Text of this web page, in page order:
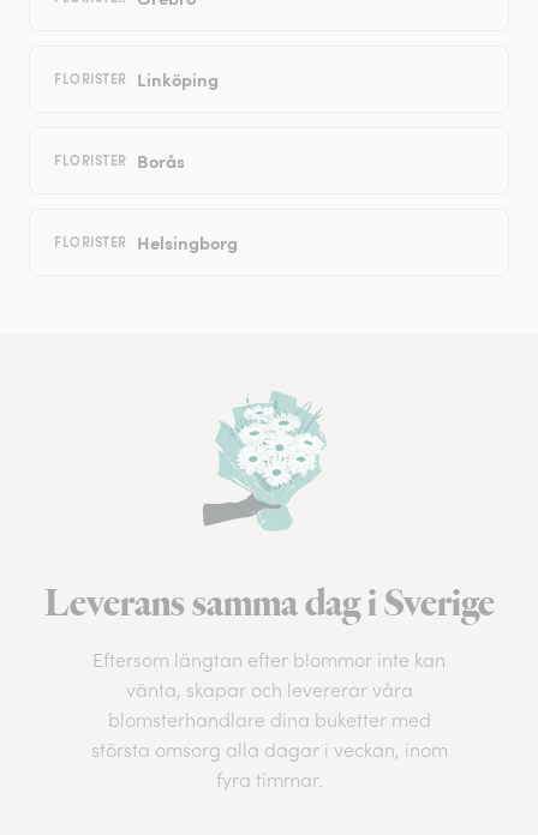
FLORISTER Linköping
FLORISTER Borås
FLORISTER Helsingborg
Leverans samma dag i Sverige
Eftersom längtan efter blommor inte kan
vänta, skapar och levererar våra
blomsterhandlare dina buketter med
största omsorg alla dagar i veckan, inom
fyra timmar.